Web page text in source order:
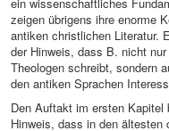
zeigen übrigens ihre enorme
antiken christlichen Literatur.
der Hinweis, dass B. nicht
Theologen schreibt, sondern
den antiken Sprachen
Den Auftakt im ersten Kapitel
Hinweis, dass in den ältesten